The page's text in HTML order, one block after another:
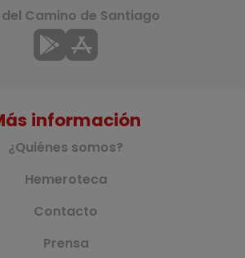
información
¿Quiénes somos?
Hemeroteca
Contacto
Prensa
Camino de Santiago